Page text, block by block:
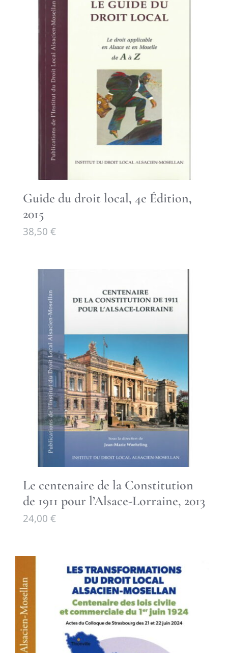
Guide du droit local, 4e Édition,
2015
38,50 €
Le centenaire de la Constitution
de 1911 pour l’Alsace-Lorraine, 2013
24,00 €